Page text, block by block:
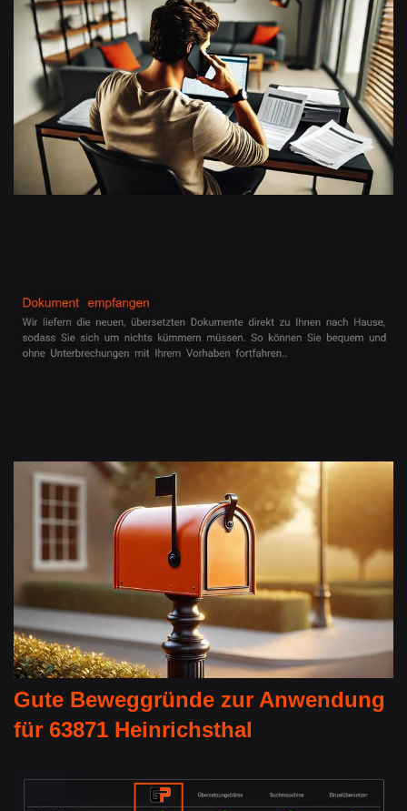
Gute Beweggründe zur Anwendung
für 63871 Heinrichsthal